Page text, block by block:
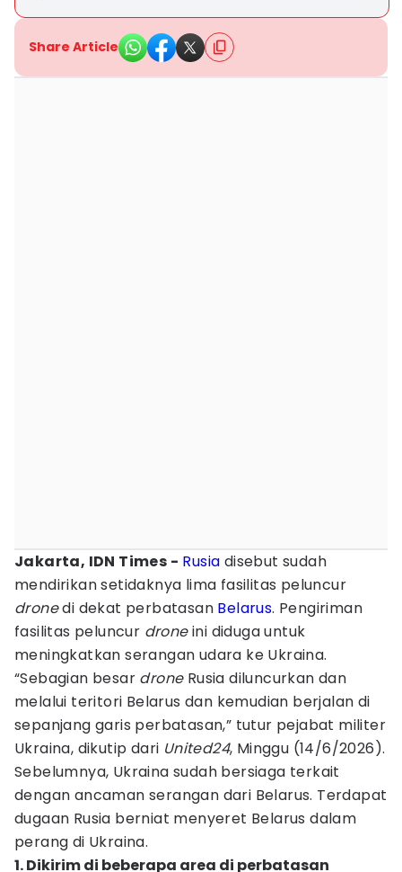
Share Article
Jakarta, IDN Times - Rusia disebut sudah
mendirikan setidaknya lima fasilitas peluncur
dronedi dekat perbatasan Belarus. Pengiriman
fasilitas peluncur droneini diduga untuk
meningkatkan serangan udara ke Ukraina.
“Sebagian besar droneRusia diluncurkan dan
melalui teritori Belarus dan kemudian berjalan di
sepanjang garis perbatasan,” tutur pejabat militer
Ukraina, dikutip dari United24, Minggu (14/6/2026).
Sebelumnya, Ukraina sudah bersiaga terkait
dengan ancaman serangan dari Belarus. Terdapat
dugaan Rusia berniat menyeret Belarus dalam
perang di Ukraina.
1. Dikirim di beberapa area di perbatasan